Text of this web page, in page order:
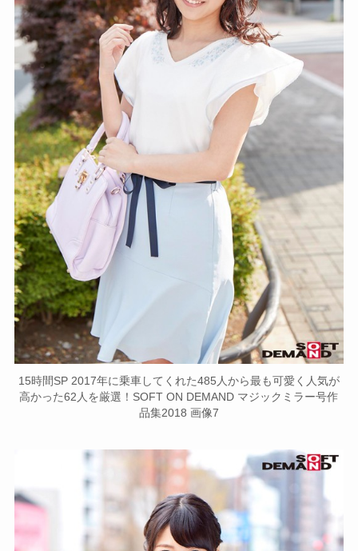
15時間SP 2017年に乗車してくれた485人から最も可愛く人気が
高かった62人を厳選！SOFT ON DEMAND マジックミラー号作
品集2018 画像7